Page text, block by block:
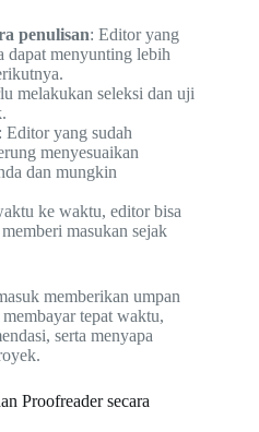
penulisan: Editor yang
dapat menyunting lebih
melakukan seleksi dan uji
: Editor yang sudah
menyesuaikan
dan mungkin
ke waktu, editor bisa
masukan sejak
memberikan umpan
tepat waktu,
serta menyapa
Proofreader secara